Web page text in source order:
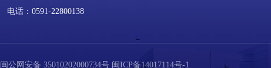
电话：0591-22800138
闽公网安备 35010202000734号 闽ICP备14017114号-1